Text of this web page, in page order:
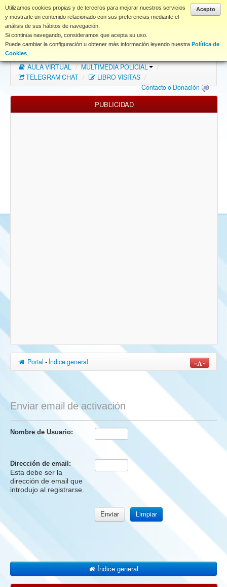
Acepto
Utilizamos cookies propias y de terceros para mejorar nuestros servicios
y mostrarle un contenido relacionado con sus preferencias mediante el
análisis de sus hábitos de navegación.
Si continua navegando, consideramos que acepta su uso.
Puede cambiar la configuración u obtener más información leyendo nuestra Política de
Cookies
www.coet.es
Portal
Índice Foros
FAQ
NORMAS FORO
Descargas
AULA VIRTUAL / MULTIMEDIA POLICIAL
/
TELEGRAM CHAT / LIBRO VISITAS /
Contacto o Donación
PUBLICIDAD
Portal • Índice general
Enviar email de activación
Nombre de Usuario:
Dirección de email:
Esta debe ser la
dirección de email que
introdujo al registrarse.
Índice general